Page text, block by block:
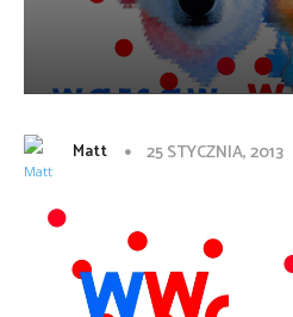
Matt 25 STYCZNIA, 2013